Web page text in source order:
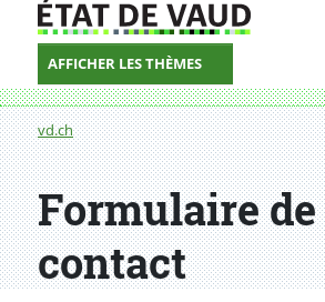
AFFICHER LES THÈMES
Fil d'Ariane
vd.ch
Formulaire de contact
Formulaire de
contact